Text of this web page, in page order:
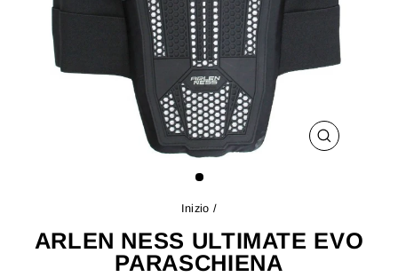
CHIUDI
Inizio /
ARLEN NESS ULTIMATE EVO
PARASCHIENA